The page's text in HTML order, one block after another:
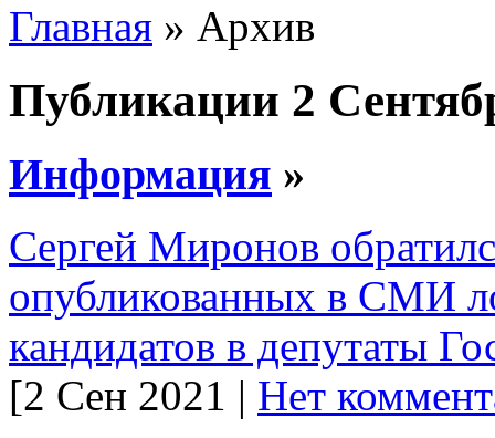
Главная » Архив
Публикации 2
Информация »
Сергей Миронов
опубликованных в СМИ
кандидатов в депутаты
[2 Сен 2021 | Нет